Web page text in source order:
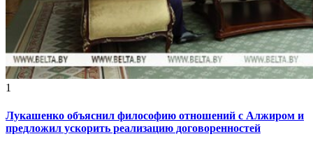
1
Лукашенко объяснил философию отношений с Алжиром и
предложил ускорить реализацию договоренностей